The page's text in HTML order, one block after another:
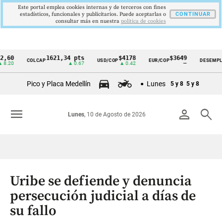
Cintillo
Colombia
COLCAP1621,34 pts USD/COP$4178
▲ 0.42
EUR/COP$3649
—
DESEMPLEO
▼
Pico y Placa Medellín Lunes 5 y 8 5 y 8
person search
Lunes, 10 de Agosto de 2026
menu
Uribe se defiende y denuncia
persecución judicial a días de
su fallo
Este portal emplea cookies internas y de terceros con fines
estadísticos, funcionales y publicitarios. Puede aceptarlas o
consultar más en nuestra politica de cookies
CONTINUAR